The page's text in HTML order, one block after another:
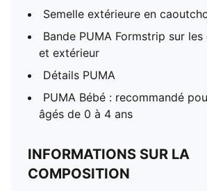
Semelle extérieure en
Bande PUMA Formstrip sur
et extérieur
Détails PUMA
PUMA Bébé : recommandé
âgés de 0 à 4 ans
INFORMATIONS SUR LA
COMPOSITION